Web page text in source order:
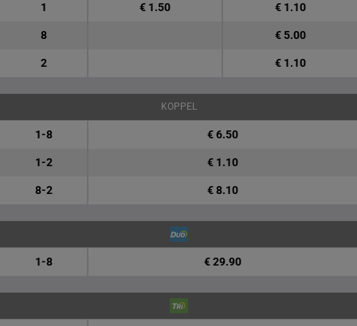
1 € 1.50 € 1.10
8 € 5.00
2 € 1.10
KOPPEL
1-8 € 6.50
1-2 € 1.10
8-2 € 8.10
1-8 € 29.90